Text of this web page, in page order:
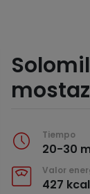
Tiempo
20-30
Valor
427 kcal